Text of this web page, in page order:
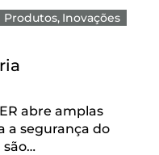
Produtos Inovações
abre amplas
a segurança do
são…